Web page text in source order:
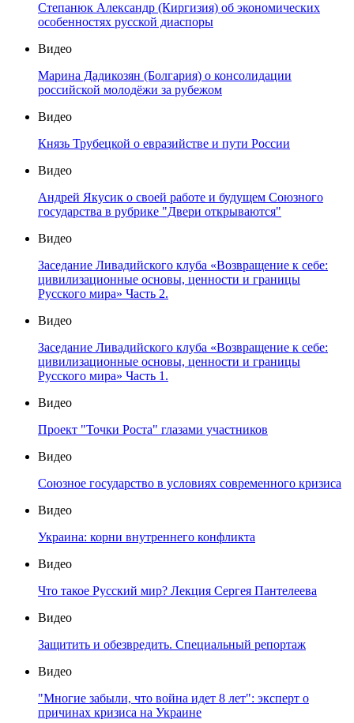
Степанюк Александр (Киргизия) об экономических
особенностях русской диаспоры
Видео
Марина Дадикозян (Болгария) о консолидации
российской молодёжи за рубежом
Видео
Князь Трубецкой о евразийстве и пути России
Видео
Андрей Якусик о своей работе и будущем Союзного
государства в рубрике "Двери открываются"
Видео
Заседание Ливадийского клуба «Возвращение к себе:
цивилизационные основы, ценности и границы
Русского мира» Часть 2.
Видео
Заседание Ливадийского клуба «Возвращение к себе:
цивилизационные основы, ценности и границы
Русского мира» Часть 1.
Видео
Проект "Точки Роста" глазами участников
Видео
Союзное государство в условиях современного кризиса
Видео
Украина: корни внутреннего конфликта
Видео
Что такое Русский мир? Лекция Сергея Пантелеева
Видео
Защитить и обезвредить. Специальный репортаж
Видео
"Многие забыли, что война идет 8 лет": эксперт о
причинах кризиса на Украине